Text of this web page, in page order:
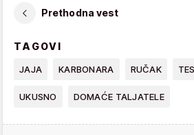
Prethodna vest
TAGOVI
JAJA KARBONARA RUČAK
UKUSNO DOMAĆE TALJATELE